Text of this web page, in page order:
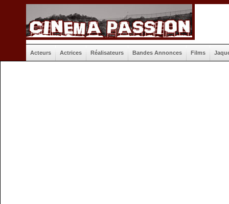
Acteurs Actrices Réalisateurs Bandes Annonces Films